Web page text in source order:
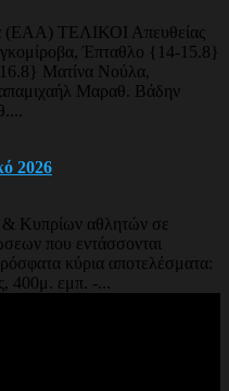
(EAA) ΤΕΛΙΚΟΙ Απευθείας
Έπταθλο {14-15.8}
Ματίνα Νούλα,
Μαραθ. Βάδην
2026
& Κυπρίων αθλητών σε
που εντάσσονται
κύρια αποτελέσματα:
400μ. εμπ. -...